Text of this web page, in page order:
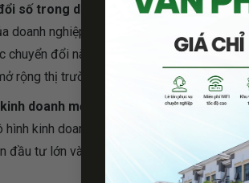
số trong doanh nghiệp: Các công ty
doanh nghiệp, giúp các công ty áp dụng
chuyển đổi này không chỉ giúp doanh
rộng thị trường.
doanh mới
: Phần mềm và các dịch vụ
hình kinh doanh mới, giúp các doanh
đầu tư lớn vào cơ sở hạ tầng.